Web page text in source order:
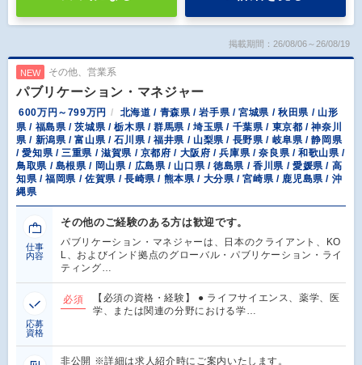
掲載期間：26/08/06～26/08/19
NEW その他、営業系
パブリケーション・マネジャー
600万円～799万円
北海道 / 青森県 / 岩手県 / 宮城県 / 秋田県 / 山形
県 / 福島県 / 茨城県 / 栃木県 / 群馬県 / 埼玉県 / 千葉県 / 東京都 / 神奈川
県 / 新潟県 / 富山県 / 石川県 / 福井県 / 山梨県 / 長野県 / 岐阜県 / 静岡県
/ 愛知県 / 三重県 / 滋賀県 / 京都府 / 大阪府 / 兵庫県 / 奈良県 / 和歌山県 /
鳥取県 / 島根県 / 岡山県 / 広島県 / 山口県 / 徳島県 / 香川県 / 愛媛県 / 高
知県 / 福岡県 / 佐賀県 / 長崎県 / 熊本県 / 大分県 / 宮崎県 / 鹿児島県 / 沖
縄県
仕事
内容
その他のご経験のある方は歓迎です。
パブリケーション・マネジャーは、日本のクライアント、KO
L、およびインド拠点のグローバル・パブリケーション・ライ
ティング…
応募
資格
必須
【必須の資格・経験】 ● ライフサイエンス、薬学、医
学、または関連の分野における学…
非公開 ※詳細は求人紹介時にご案内いたします。